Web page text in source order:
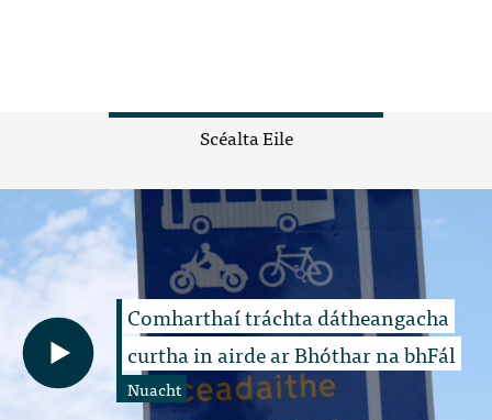
Scéalta Eile
Comharthaí tráchta dátheangacha
curtha in airde ar Bhóthar na bhFál
Nuacht